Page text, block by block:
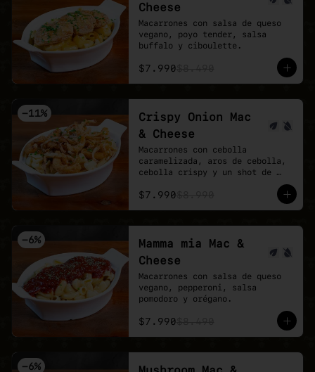
Cheese
Macarrones con salsa de queso
vegano, poyo tender, salsa
buffalo y ciboulette.
$7.990
-11%
Crispy Onion Mac
& Cheese
Macarrones con cebolla
caramelizada, aros de cebolla,
cebolla crispy y un shot de
$7.990
-6%
Mamma mia Mac &
Cheese
Macarrones con salsa de queso
vegano, pepperoni, salsa
pomodoro y orégano.
$7.990
-6%